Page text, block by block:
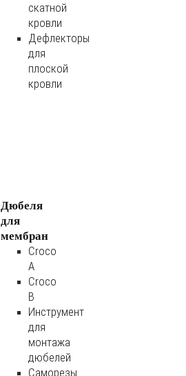
скатной
кровли
Дефлекторы
для
плоской
кровли
Дюбеля
для
мембран
Croco
A
Croco
B
Инструмент
для
монтажа
дюбелей
Саморезы